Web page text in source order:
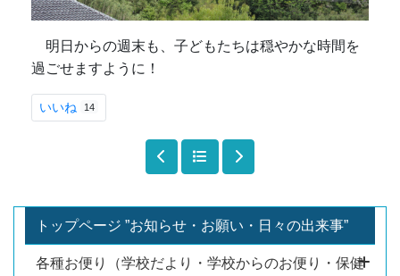
トップページ ”お知らせ・お願い・日々の出来事”
各種お便り（学校だより・学校からのお便り・保健
明日からの週末も、子どもたちは穏やかな時間を
過ごせますように！
いいね 14